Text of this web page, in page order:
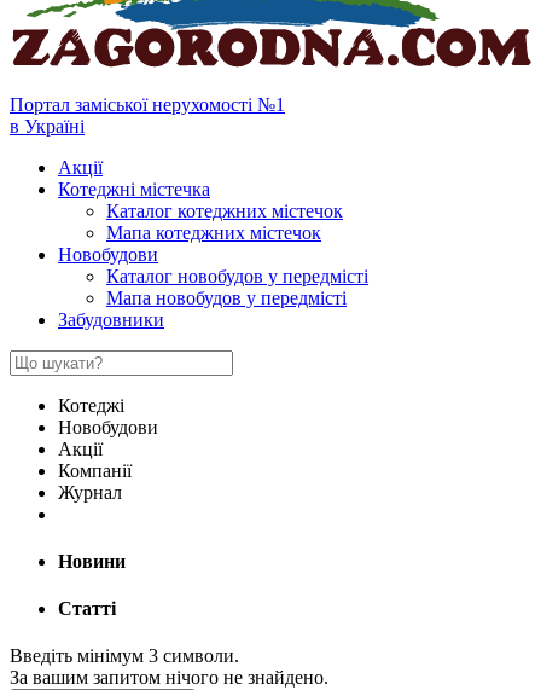
Портал заміської нерухомості №1
в Україні
Акції
Котеджні містечка
Каталог котеджних містечок
Мапа котеджних містечок
Новобудови
Каталог новобудов у передмісті
Мапа новобудов у передмісті
Забудовники
Котеджі
Новобудови
Акції
Компанії
Журнал
Новини
Статті
Введіть мінімум 3 символи.
За вашим запитом нічого не знайдено.